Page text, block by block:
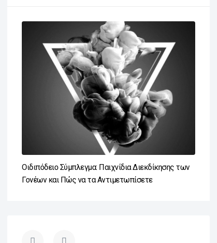
Οιδιπόδειο Σύμπλεγμα: Παιχνίδια Διεκδίκησης των
Γονέων και Πώς να τα Αντιμετωπίσετε